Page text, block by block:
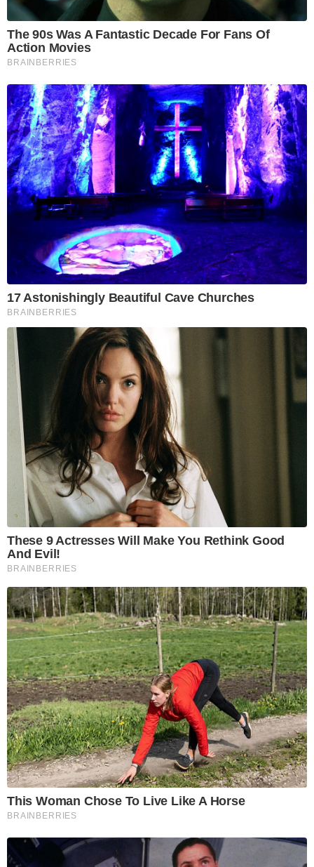
The 90s Was A Fantastic Decade For Fans Of
Action Movies
BRAINBERRIES
17 Astonishingly Beautiful Cave Churches
BRAINBERRIES
These 9 Actresses Will Make You Rethink Good
And Evil!
BRAINBERRIES
This Woman Chose To Live Like A Horse
BRAINBERRIES